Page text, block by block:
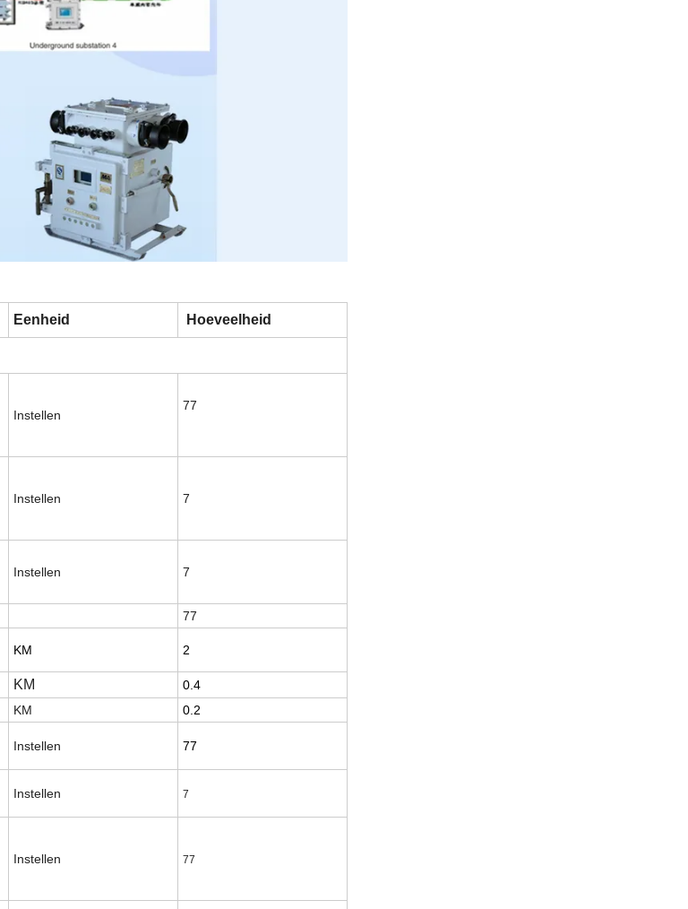
Eenheid Hoeveelheid
Instellen
77
Instellen 7
Instellen 7
77
KM 2
KM
0.4
KM 0.2
Instellen 77
Instellen 7
Instellen 77